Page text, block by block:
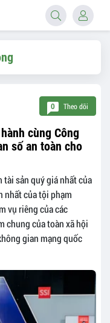
0 Theo dõi
cùng Công
số an toàn cho
tài sản quý giá nhất của
nhất của tội phạm
vụ riêng của các
chung của toàn xã hội
gian mạng quốc